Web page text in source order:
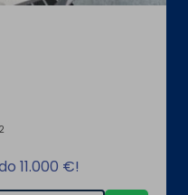
2
11.000 €!